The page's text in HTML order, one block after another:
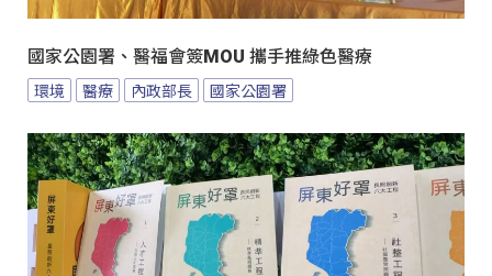
國家公園署、醫福會簽MOU 攜手推綠色醫療
環境 醫療 內政部長 國家公園署